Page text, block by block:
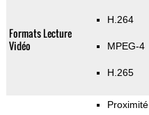
Formats Lecture
Vidéo
H.264
MPEG-4
H.265
Proximité